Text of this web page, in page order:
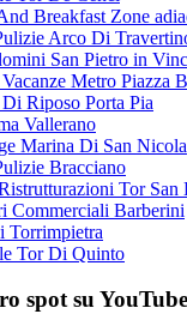
Breakfast Zone
Arco Di
San Pietro in
Metro Piazza
Riposo Porta Pia
Vallerano
Marina Di San Nicola
Bracciano
Tor San
Commerciali Barberini
Torrimpietra
Tor Di Quinto
spot su YouTube